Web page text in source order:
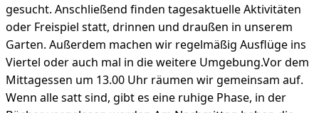
gesucht. Anschließend finden tagesaktuelle Aktivitäten
oder Freispiel statt, drinnen und draußen in unserem
Garten. Außerdem machen wir regelmäßig Ausflüge ins
Viertel oder auch mal in die weitere Umgebung.Vor dem
Mittagessen um 13.00 Uhr räumen wir gemeinsam auf.
Wenn alle satt sind, gibt es eine ruhige Phase, in der